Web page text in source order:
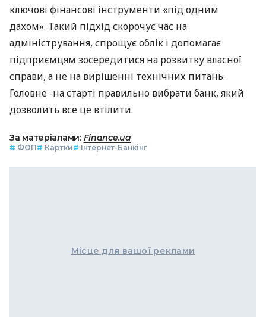
ключові фінансові інструменти «під одним
дахом». Такий підхід скорочує час на
адміністрування, спрощує облік і допомагає
підприємцям зосередитися на розвитку власної
справи, а не на вирішенні технічних питань.
Головне -на старті правильно вибрати банк, який
дозволить все це втілити.
За матеріалами: Finance.ua
# ФОП# Картки# Інтернет-Банкінг
Місце для вашої реклами